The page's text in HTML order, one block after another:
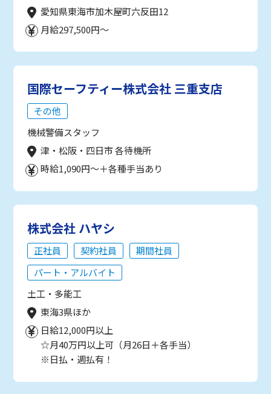
愛知県東海市加木屋町六反田12
月給297,500円～
国際セーフティー株式会社 三重支店
その他
機械警備スタッフ
津・松阪・四日市 各待機所
時給1,090円～＋各種手当あり
株式会社 ハヤシ
正社員 契約社員
期間社員
パート・アルバイト
土工・多能工
東海3県ほか
日給12,000円以上
☆月40万円以上可（月26日＋各手当）
※日払・週払有！